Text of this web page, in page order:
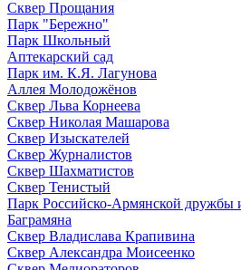
Сквер Прощания
Парк "Бережно"
Парк Школьный
Аптекарский сад
Парк им. К.Я. Лагунова
Аллея Молодожёнов
Сквер Льва Корнеева
Сквер Николая Машарова
Сквер Изыскателей
Сквер Журналистов
Сквер Шахматистов
Сквер Тенистый
Парк Российско-Армянской дружбы
Баграмяна
Сквер Владислава Крапивина
Сквер Александра Моисеенко